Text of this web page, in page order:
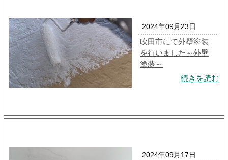
2024年09月23日
吹田市にて外壁塗装
を行いました～外壁
塗装～
続きを読む
2024年09月17日